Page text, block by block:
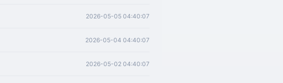
2026-05-05 04:40:07
2026-05-04 04:40:07
2026-05-02 04:40:07